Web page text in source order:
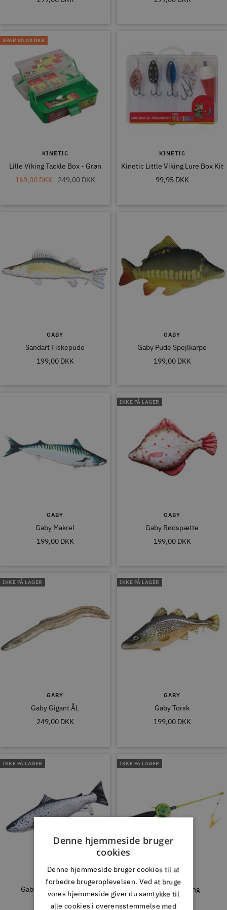
SPAR 80,00 DKK
KINETIC
Lille Viking Tackle Box - Grøn
Tilbudspris
169,00 DKK Normal
249,00 DKK
KINETIC
Kinetic Little Viking Lure Box Kit
Tilbudspris
99,95 DKK
GABY
Sandart Fiskepude
Tilbudspris
199,00 DKK
GABY
Gaby Pude Spejlkarpe
Tilbudspris
199,00 DKK
GABY
Gaby Makrel
Tilbudspris
199,00 DKK
IKKE PÅ LAGER
GABY
Gaby Rødspætte
Tilbudspris
199,00 DKK
IKKE PÅ LAGER
GABY
Gaby Gigant ÅL
Tilbudspris
249,00 DKK
IKKE PÅ LAGER
GABY
Gaby Torsk
Tilbudspris
199,00 DKK
IKKE PÅ LAGER
Gaby Baby Havørrede
Tilbudspris
199,00 DKK
IKKE PÅ LAGER
Krabbefiskestang
Tilbudspris
39,00 DKK
Denne hjemmeside bruger
cookies
Denne hjemmeside bruger cookies til at
forbedre brugeroplevelsen. Ved at bruge
vores hjemmeside giver du samtykke til
alle cookies i overensstemmelse med